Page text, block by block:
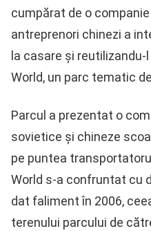
cumpărat de o
antreprenori chinezi a
la casare și
World, un parc tematic
Parcul a prezentat o
sovietice și chineze
pe puntea
World s-a confruntat cu
dat faliment în 2006,
terenului parcului de